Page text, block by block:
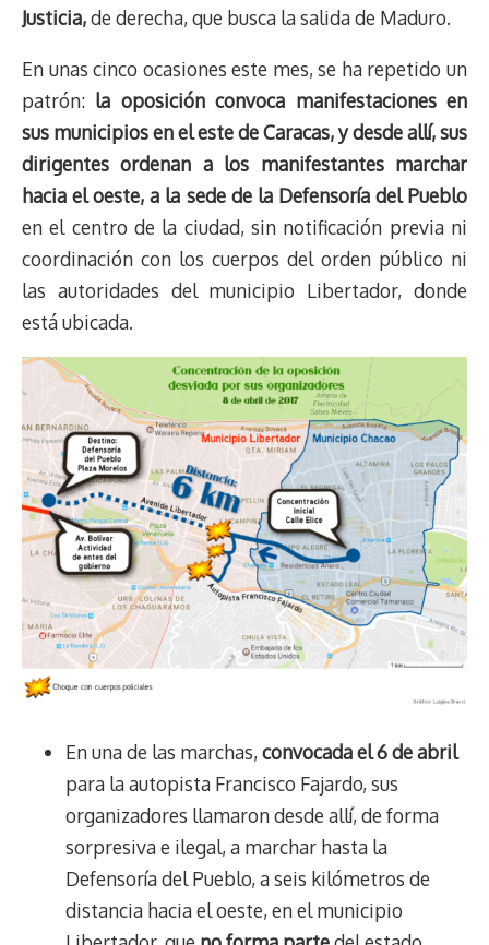
Justicia,de derecha, que busca la salida de Maduro.
En unas cinco ocasiones este mes, se ha repetido un
patrón: la oposición convoca manifestaciones en
sus municipios en el este de Caracas, y desde allí, sus
dirigentes ordenan a los manifestantes marchar
hacia el oeste, a la sede de la Defensoría del Pueblo
en el centro de la ciudad, sin notificación previa ni
coordinación con los cuerpos del orden público ni
las autoridades del municipio Libertador, donde
está ubicada.
En una de las marchas,convocada el 6 de abril
para la autopista Francisco Fajardo, sus
organizadores llamaron desde allí, de forma
sorpresiva e ilegal, a marchar hasta la
Defensoría del Pueblo, a seis kilómetros de
distancia hacia el oeste, en el municipio